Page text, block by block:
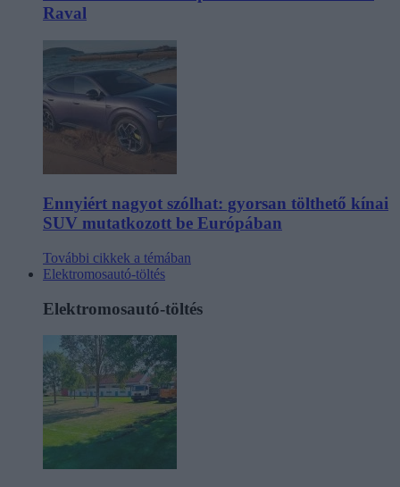
Raval
Ennyiért nagyot szólhat: gyorsan tölthető kínai
SUV mutatkozott be Európában
További cikkek a témában
Elektromosautó-töltés
Elektromosautó-töltés